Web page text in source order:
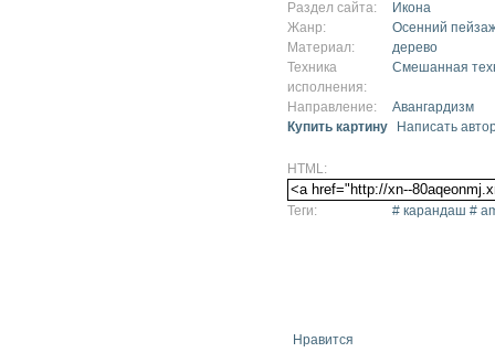
Раздел сайта:
Икона
Жанр:
Осенний
Материал:
дерево
Техника
исполнения:
Смешанная
Направление:
Авангардизм
Купить картину
Написать
HTML:
Теги: # карандаш #
Нравится